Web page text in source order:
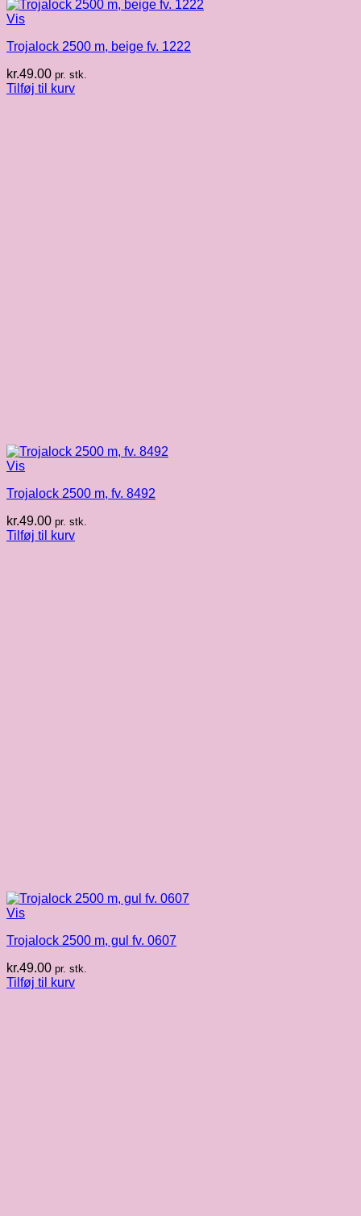
Vis
Trojalock 2500 m, beige fv. 1222
kr.49.00 pr. stk.
Tilføj til kurv
Vis
Trojalock 2500 m, fv. 8492
kr.49.00 pr. stk.
Tilføj til kurv
Vis
Trojalock 2500 m, gul fv. 0607
kr.49.00 pr. stk.
Tilføj til kurv